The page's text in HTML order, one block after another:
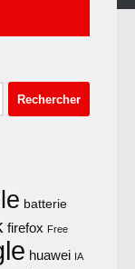
batterie
firefox Free
huawei IA